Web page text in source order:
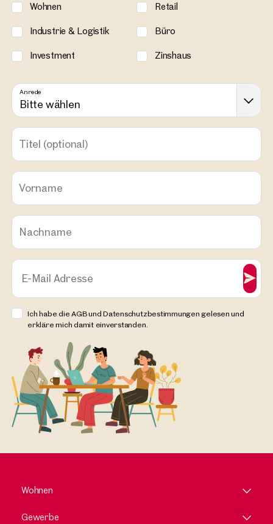
Wohnen Retail
Industrie & Logistik Büro
Investment Zinshaus
Anrede
Bitte wählen
Titel (optional)
Vorname
Nachname
E-Mail Adresse
Ich habe die AGB und Datenschutzbestimmungen gelesen und
erkläre mich damit einverstanden.
Wohnen
Gewerbe